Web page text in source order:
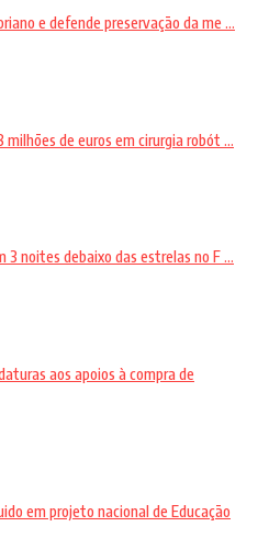
e defende preservação da me ...
de euros em cirurgia robót ...
3 noites debaixo das estrelas no F ...
aos apoios à compra de
em projeto nacional de Educação